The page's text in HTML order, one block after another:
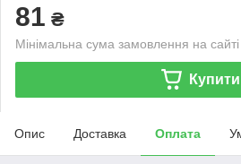
81 ₴
Мінімальна сума замовлення на
Купити
Опис Доставка Оплата